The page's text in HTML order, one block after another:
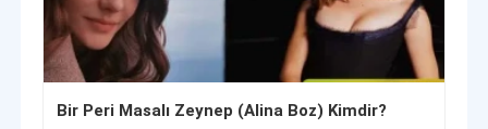
Bir Peri Masalı Zeynep (Alina Boz) Kimdir?